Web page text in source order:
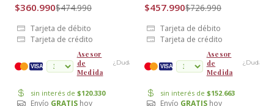
$360.990$474.990
Tarjeta de débito
Tarjeta de crédito
VISA
Asesor
de
Medida
¿Dudas? cuotas
sin interés de $120.330
Envío GRATIS hoy
$457.990$726.990
Tarjeta de débito
Tarjeta de crédito
VISA
Asesor
de
Medida
¿Dudas?
sin interés de $152.663
Envío GRATIS hoy